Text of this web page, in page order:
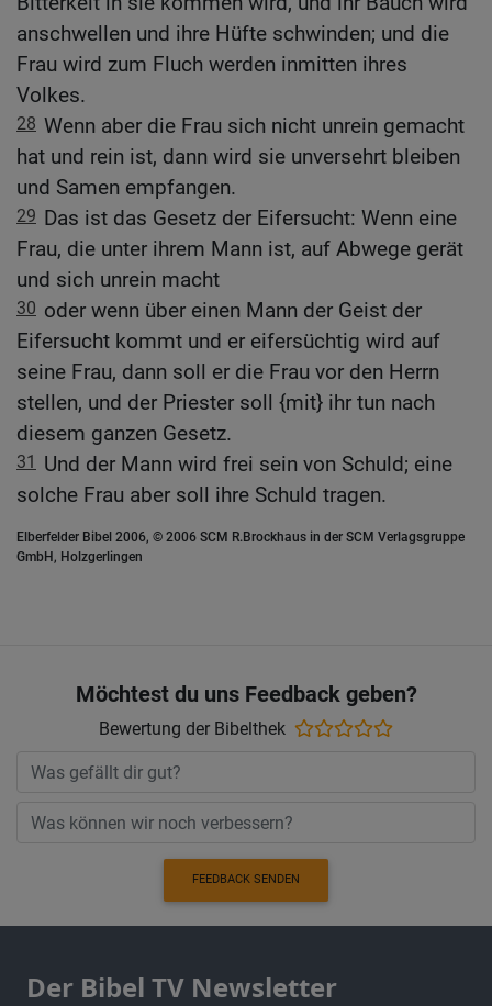
anschwellen und ihre Hüfte schwinden; und die
Frau wird zum Fluch werden inmitten ihres
Volkes.
28 Wenn aber die Frau sich nicht unrein gemacht
hat und rein ist, dann wird sie unversehrt bleiben
und Samen empfangen.
29 Das ist das Gesetz der Eifersucht: Wenn eine
Frau, die unter ihrem Mann ist, auf Abwege gerät
und sich unrein macht
30 oder wenn über einen Mann der Geist der
Eifersucht kommt und er eifersüchtig wird auf
seine Frau, dann soll er die Frau vor den Herrn
stellen, und der Priester soll {mit} ihr tun nach
diesem ganzen Gesetz.
31 Und der Mann wird frei sein von Schuld; eine
solche Frau aber soll ihre Schuld tragen.
Elberfelder Bibel 2006, © 2006 SCM R.Brockhaus in der SCM Verlagsgruppe
GmbH, Holzgerlingen
Möchtest du uns Feedback geben?
Bewertung der Bibelthek
FEEDBACK SENDEN
Der Bibel TV Newsletter